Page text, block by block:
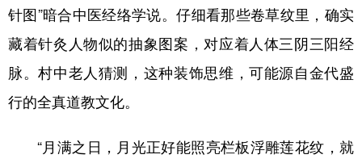
针图”暗合中医经络学说。仔细看那些卷草纹里，确实
藏着针灸人物似的抽象图案，对应着人体三阴三阳经
脉。村中老人猜测，这种装饰思维，可能源自金代盛
行的全真道教文化。
“月满之日，月光正好能照亮栏板浮雕莲花纹，就